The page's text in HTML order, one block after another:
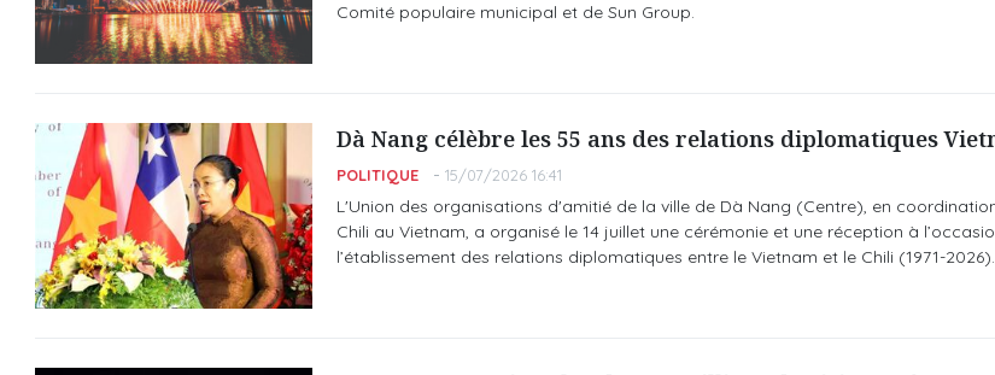
Comité populaire municipal et de Sun Group.
Dà Nang célèbre les 55 ans des relations diplomatiques
POLITIQUE 15/07/2026 16:41
L'Union des organisations d'amitié de la ville de Dà Nang (Centre), en
Chili au Vietnam, a organisé le 14 juillet une cérémonie et une réception à
l’établissement des relations diplomatiques entre le Vietnam et le Chili (1971-2026).